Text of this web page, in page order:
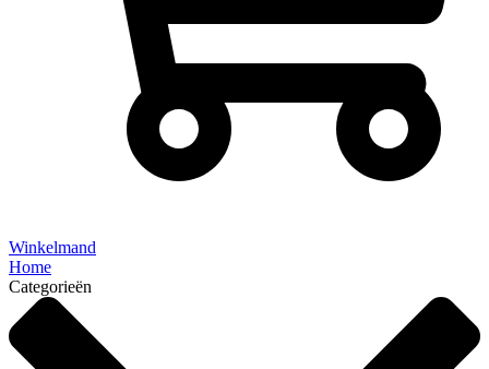
Winkelmand
Home
Categorieën